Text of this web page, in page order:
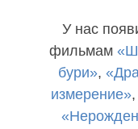
У нас
фильмам
бури»,
измерение»